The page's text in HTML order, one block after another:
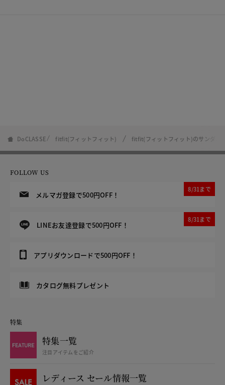
DoCLASSE fitfit(フィットフィット) fitfit(フィットフィット)のサンダル
FOLLOW US
メルマガ登録で500円OFF！
8/31まで
LINEお友達登録で500円OFF！
8/31まで
アプリダウンロードで500円OFF！
カタログ無料プレゼント
特集
特集一覧
注目アイテムをご紹介
レディース セール情報一覧